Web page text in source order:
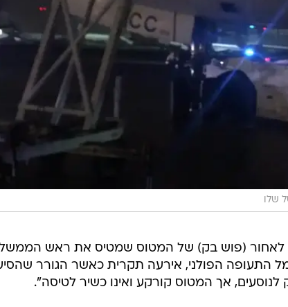
שלו
לאחור (פוש בק) של המטוס שמטיס את ראש
התעופה הפולני, אירעה תקרית כאשר הגורר
אך המטוס קורקע ואינו כשיר לטיסה".